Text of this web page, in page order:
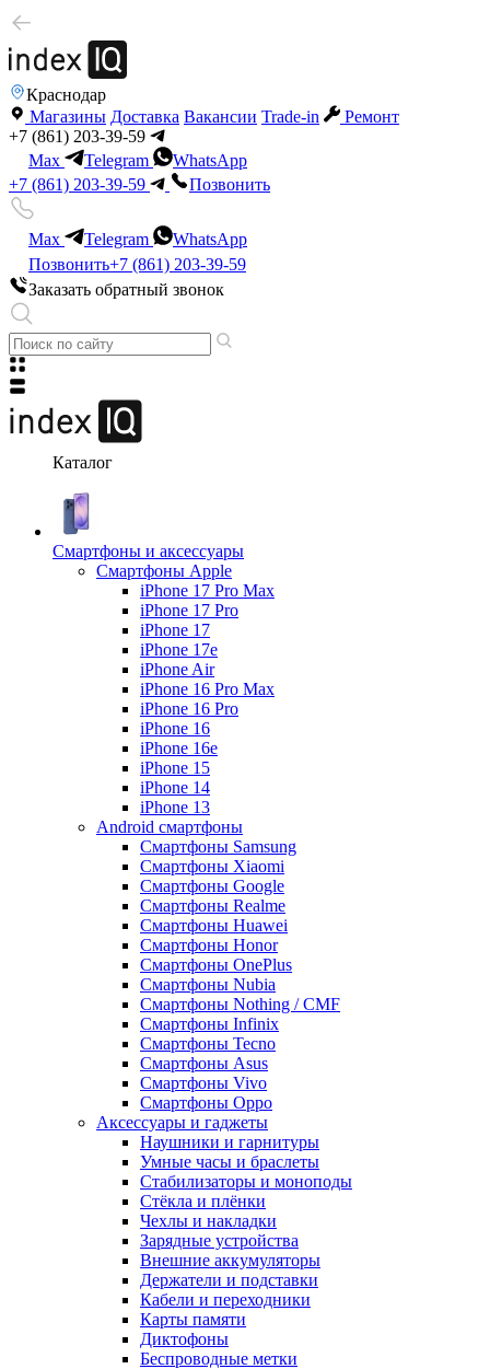
Краснодар
Магазины Доставка Вакансии Trade-in
Ремонт
+7 (861) 203-39-59
Max
Telegram
WhatsApp
+7 (861) 203-39-59
Позвонить
Max Telegram
WhatsApp
Позвонить+7 (861) 203-39-59
Заказать обратный звонок
Каталог
Смартфоны и аксессуары
Смартфоны Apple
iPhone 17 Pro Max
iPhone 17 Pro
iPhone 17
iPhone 17e
iPhone Air
iPhone 16 Pro Max
iPhone 16 Pro
iPhone 16
iPhone 16e
iPhone 15
iPhone 14
iPhone 13
Android cмартфоны
Смартфоны Samsung
Смартфоны Xiaomi
Смартфоны Google
Смартфоны Realme
Смартфоны Huawei
Смартфоны Honor
Смартфоны OnePlus
Смартфоны Nubia
Смартфоны Nothing / CMF
Смартфоны Infinix
Смартфоны Tecno
Смартфоны Asus
Смартфоны Vivo
Смартфоны Oppo
Аксессуары и гаджеты
Наушники и гарнитуры
Умные часы и браслеты
Стабилизаторы и моноподы
Стёкла и плёнки
Чехлы и накладки
Зарядные устройства
Внешние аккумуляторы
Держатели и подставки
Кабели и переходники
Карты памяти
Диктофоны
Беспроводные метки